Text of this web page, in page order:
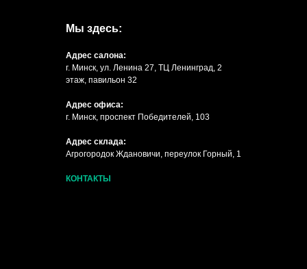
Мы здесь:
Адрес салона:
г. Минск, ул. Ленина 27, ТЦ Ленинград, 2
этаж, павильон 32
Адрес офиса:
г. Минск, проспект Победителей, 103
Адрес склада:
Агрогородок Ждановичи, переулок Горный, 1
КОНТАКТЫ